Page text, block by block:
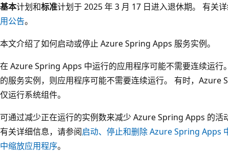
基本计划和标准计划于 2025 年 3 月 17 日进入退休期。 有关
用公告。
本文介绍了如何启动或停止 Azure Spring Apps 服务实例。
在 Azure Spring Apps 中运行的应用程序可能不需要连续运行
的服务实例，则应用程序可能不需要连续运行。 有时，Azure
仅运行系统组件。
可通过减少正在运行的实例数来减少 Azure Spring Apps 的活
有关详细信息，请参阅启动、停止和删除 Azure Spring Apps
中缩放应用程序。